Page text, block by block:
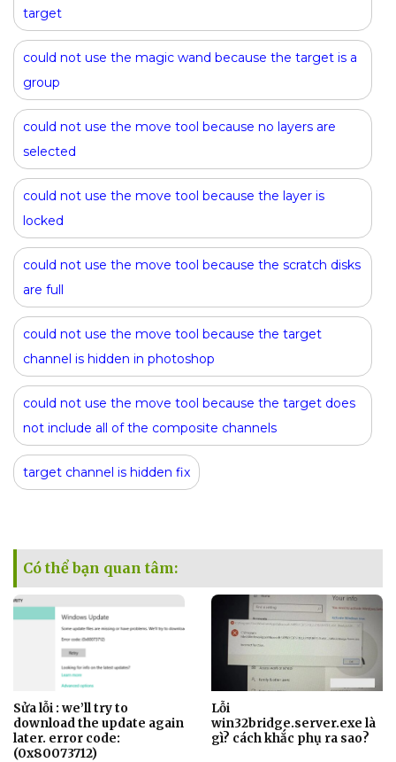
target
could not use the magic wand because the target is a
group
could not use the move tool because no layers are
selected
could not use the move tool because the layer is
locked
could not use the move tool because the scratch disks
are full
could not use the move tool because the target
channel is hidden in photoshop
could not use the move tool because the target does
not include all of the composite channels
target channel is hidden fix
Có thể bạn quan tâm:
Sửa lỗi : we’ll try to
download the update again
later. error code:
(0x80073712)
Lỗi
win32bridge.server.exe là
gì? cách khắc phụ ra sao?